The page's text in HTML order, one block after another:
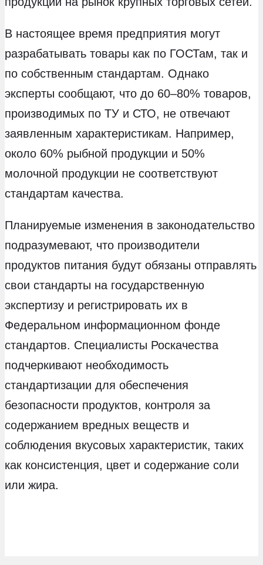
В настоящее время предприятия могут
разрабатывать товары как по ГОСТам, так и
по собственным стандартам. Однако
эксперты сообщают, что до 60–80% товаров,
производимых по ТУ и СТО, не отвечают
заявленным характеристикам. Например,
около 60% рыбной продукции и 50%
молочной продукции не соответствуют
стандартам качества.
Планируемые изменения в законодательство
подразумевают, что производители
продуктов питания будут обязаны отправлять
свои стандарты на государственную
экспертизу и регистрировать их в
Федеральном информационном фонде
стандартов. Специалисты Роскачества
подчеркивают необходимость
стандартизации для обеспечения
безопасности продуктов, контроля за
содержанием вредных веществ и
соблюдения вкусовых характеристик, таких
как консистенция, цвет и содержание соли
или жира.